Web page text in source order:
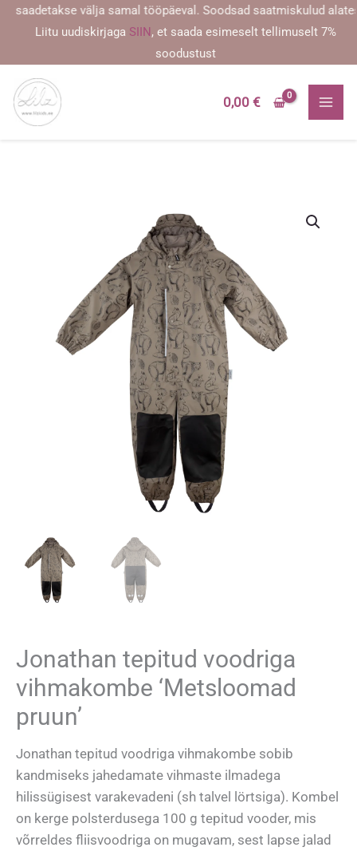
Skip
välja samal tööpäeval. Soodsad saatmiskulud alates
Liitu uudiskirjaga SIIN, et saada esimeselt tellimuselt 7%
soodustust
0,00 €
Jonathan tepitud voodriga
vihmakombe ‘Metsloomad
pruun’
Jonathan tepitud voodriga vihmakombe sobib
kandmiseks jahedamate vihmaste ilmadega
hilissügisest varakevadeni (sh talvel lörtsiga). Kombel
on kerge polsterdusega 100 g tepitud vooder, mis
võrreldes fliisvoodriga on mugavam, sest lapse jalad